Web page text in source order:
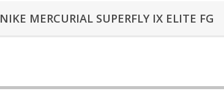
NIKE MERCURIAL SUPERFLY IX ELITE FG